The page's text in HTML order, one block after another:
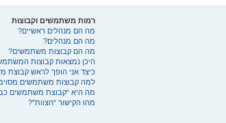
רמות משתמשים וקבוצות
מה הם מנהלים ראשיים?
מה הם מנהלים?
מה הם קבוצות משתמשים?
היכן נמצאות קבוצות
כיצד אני הופך לראש קבוצת
למה קבוצות משתמשים
מה היא “קבוצת משתמשים
מהו הקישור “הצוות”?